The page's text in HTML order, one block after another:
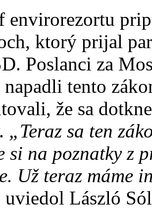
envirorezortu
ktorý prijal
Poslanci za
tento
že sa
„Teraz sa ten
si na poznatky z
Už teraz máme
uviedol László